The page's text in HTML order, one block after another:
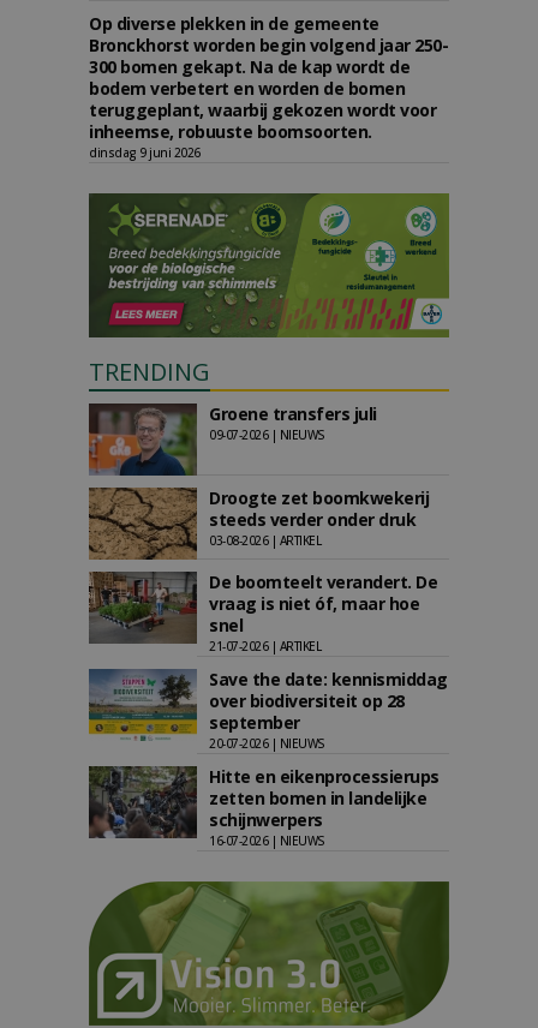
Op diverse plekken in de gemeente
Bronckhorst worden begin volgend jaar 250-
300 bomen gekapt. Na de kap wordt de
bodem verbetert en worden de bomen
teruggeplant, waarbij gekozen wordt voor
inheemse, robuuste boomsoorten.
dinsdag 9 juni 2026
TRENDING
Groene transfers juli
09-07-2026 | NIEUWS
Droogte zet boomkwekerij
steeds verder onder druk
03-08-2026 | ARTIKEL
De boomteelt verandert. De
vraag is niet óf, maar hoe
snel
21-07-2026 | ARTIKEL
Save the date: kennismiddag
over biodiversiteit op 28
september
20-07-2026 | NIEUWS
Hitte en eikenprocessierups
zetten bomen in landelijke
schijnwerpers
16-07-2026 | NIEUWS